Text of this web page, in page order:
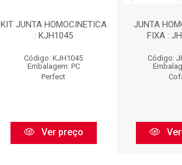
KIT JUNTA HOMOCINETICA
: KJH1045
Código: KJH1045
Embalagem: PC
Perfect
Ver preço
JUNTA
FIXA :
Código: